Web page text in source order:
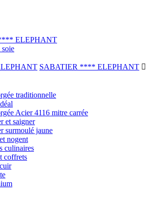
ELEPHANT
soie
SABATIER **** ELEPHANT 
traditionnelle
Acier 4116 mitre carrée
et saigner
surmoulé jaune
nogent
culinaires
coffrets